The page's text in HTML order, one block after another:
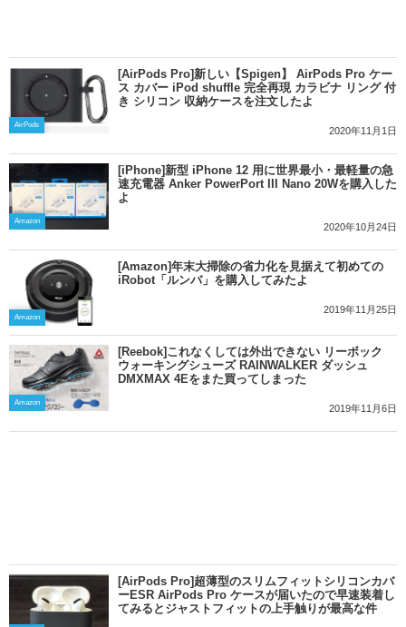
AirPods
[AirPods Pro]新しい【Spigen】 AirPods Pro ケー
ス カバー iPod shuffle 完全再現 カラビナ リング 付
き シリコン 収納ケースを注文したよ
2020年11月1日
Amazon
[iPhone]新型 iPhone 12 用に世界最小・最軽量の急
速充電器 Anker PowerPort III Nano 20Wを購入した
よ
2020年10月24日
Amazon
[Amazon]年末大掃除の省力化を見据えて初めての
iRobot「ルンバ」を購入してみたよ
2019年11月25日
Amazon
[Reebok]これなくしては外出できない リーボック
ウォーキングシューズ RAINWALKER ダッシュ
DMXMAX 4Eをまた買ってしまった
2019年11月6日
[AirPods Pro]超薄型のスリムフィットシリコンカバ
ーESR AirPods Pro ケースが届いたので早速装着し
てみるとジャストフィットの上手触りが最高な件